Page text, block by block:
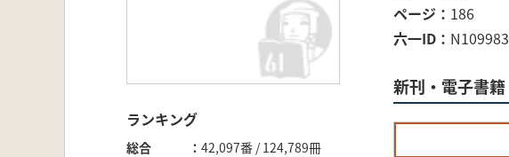
ランキング
総合
42,097番 / 124,789冊
ページ
186
六一ID
N109983
新刊・電子書籍